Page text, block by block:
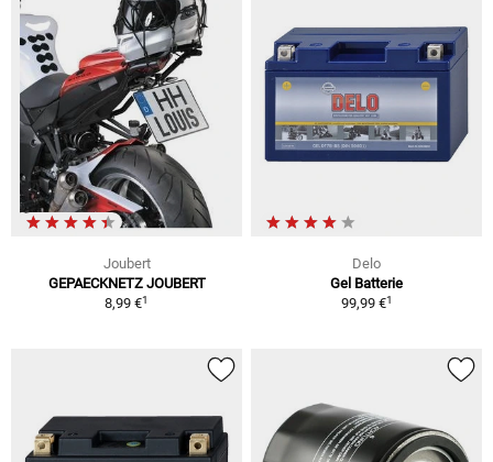
Joubert
GEPAECKNETZ JOUBERT
8,99 €1
Delo
Gel Batterie
99,99 €1